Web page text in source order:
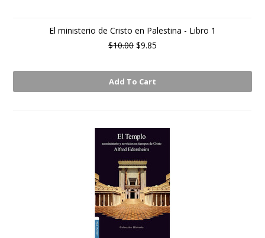
El ministerio de Cristo en Palestina - Libro 1
$10.00 $9.85
Add To Cart